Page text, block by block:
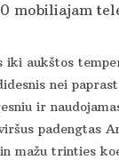
mobiliajam
aukštos
nei
ir
padengtas
mažu trinties